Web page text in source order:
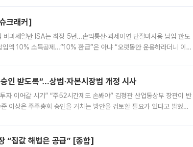
크래커]
비과세일반 ISA는 최장 5년…손익통산·과세이연 단절미사용 납입 한도
액 10% 소득공제…“10% 환급”은 아냐 “오랫동안 운용하라더니 이제
인 받도록”…상법·자본시장법 개정 시사
자 이어갈 시기” “주52시간제도 손봐야” 김정관 산업통상부 장관이 반
이상은 주주총회 승인을 거치는 방안을 검토할 필요가 있다고 밝혔다.
“집값 해법은 공급” [종합]